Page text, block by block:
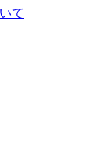
て